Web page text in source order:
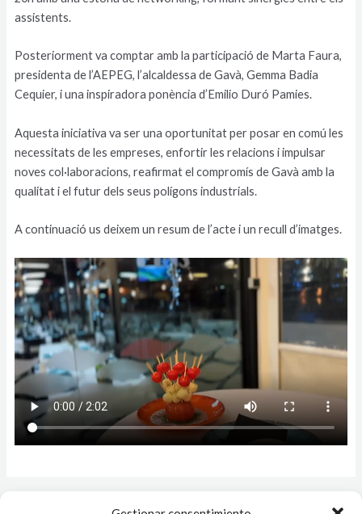
assistents.
Posteriorment va comptar amb la participació de Marta Faura,
presidenta de l’AEPEG, l’alcaldessa de Gavà, Gemma Badia
Cequier, i una inspiradora ponència d’Emilio Duró Pamies.
Aquesta iniciativa va ser una oportunitat per posar en comú les
necessitats de les empreses, enfortir les relacions i impulsar
noves col·laboracions, reafirmat el compromís de Gavà amb la
qualitat i el futur dels seus polígons industrials.
A continuació us deixem un resum de l’acte i un recull d’imatges.
Entrada siguiente→